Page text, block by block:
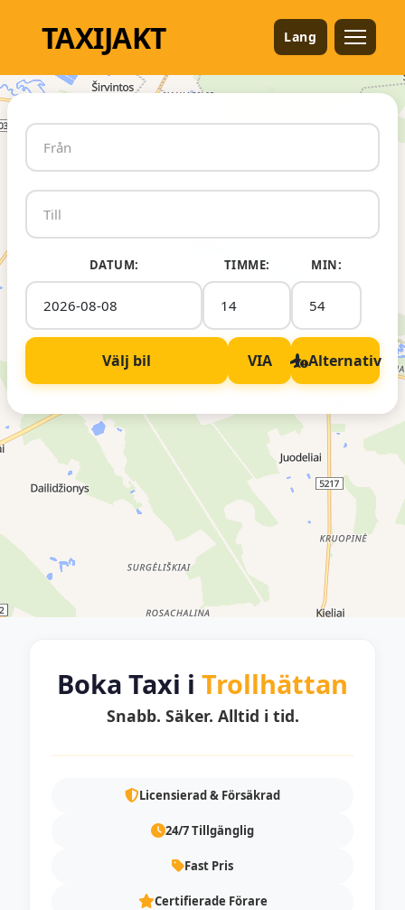
TAXIJAKT Lang
DATUM: TIMME: MIN:
Välj bil VIA Alternativ
Boka Taxi i Trollhättan
Snabb. Säker. Alltid i tid.
Licensierad & Försäkrad
24/7 Tillgänglig
Fast Pris
Certifierade Förare